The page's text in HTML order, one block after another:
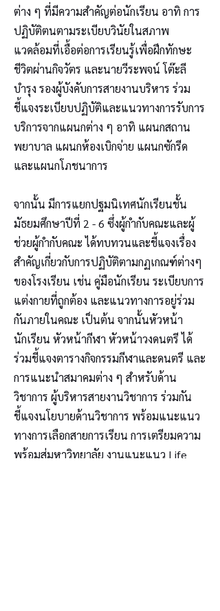
ต่าง ๆ ที่มีความสำคัญต่อนักเรียน อาทิ การ
ปฏิบัติตนตามระเบียบวินัยในสภาพ
แวดล้อมที่เอื้อต่อการเรียนรู้เพื่อฝึกทักษะ
ชีวิตผ่านกิจวัตร และนายวีระพจน์ โต๊ะลี
บำรุง รองผู้บังคับการสายงานบริหาร ร่วม
ชี้แจงระเบียบปฏิบัติและแนวทางการรับการ
บริการจากแผนกต่าง ๆ อาทิ แผนกสถาน
พยาบาล แผนกห้องเบิกจ่าย แผนกซักรีด
และแผนกโภชนาการ
จากนั้น มีการแยกปฐมนิเทศนักเรียนชั้น
มัธยมศึกษาปีที่ 2 - 6 ซึ่งผู้กำกับคณะและผู้
ช่วยผู้กำกับคณะ ได้ทบทวนและชี้แจงเรื่อง
สำคัญเกี่ยวกับการปฏิบัติตามกฏเกณฑ์ต่างๆ
ของโรงเรียน เช่น คู่มือนักเรียน ระเบียบการ
แต่งกายที่ถูกต้อง และแนวทางการอยู่ร่วม
กันภายในคณะ เป็นต้น จากนั้นหัวหน้า
นักเรียน หัวหน้ากีฬา หัวหน้าวงดนตรี ได้
ร่วมชี้แจงตารางกิจกรรมกีฬาและดนตรี และ
การแนะนำสมาคมต่าง ๆ สำหรับด้าน
วิชาการ ผู้บริหารสายงานวิชาการ ร่วมกัน
ชี้แจงนโยบายด้านวิชาการ พร้อมแนะแนว
ทางการเลือกสายการเรียน การเตรียมความ
พร้อมสู่มหาวิทยาลัย งานแนะแนว Life